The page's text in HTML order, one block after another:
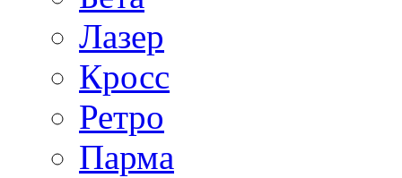
Лазер
Кросс
Ретро
Парма